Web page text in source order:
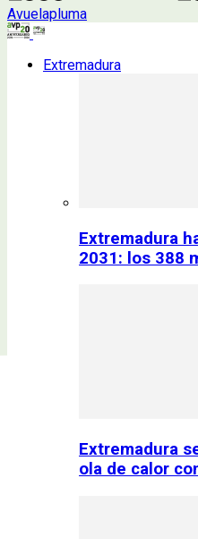
Avuelapluma
Extremadura
Extremadura
2031: los 388
Extremadura
ola de calor